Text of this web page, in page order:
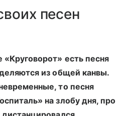
песен
есть песня
из общей канвы.
то песня
на злобу дня, про